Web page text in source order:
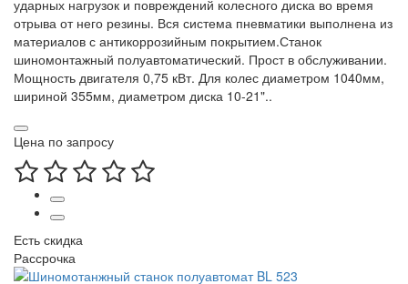
ударных нагрузок и повреждений колесного диска во время
отрыва от него резины. Вся система пневматики выполнена из
материалов с антикоррозийным покрытием.Станок
шиномонтажный полуавтоматический. Прост в обслуживании.
Мощность двигателя 0,75 кВт. Для колес диаметром 1040мм,
шириной 355мм, диаметром диска 10-21"..
Цена по запросу
Есть скидка
Рассрочка